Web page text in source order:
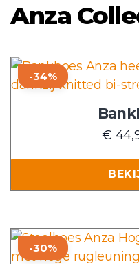
Anza
-34%
€
Dit
product
Deze
kan
worden
op
-30%
Dit
product